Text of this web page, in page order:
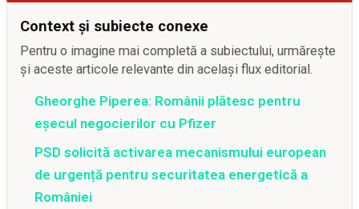
Context și subiecte conexe
Pentru o imagine mai completă a subiectului, urmărește
și aceste articole relevante din același flux editorial.
Gheorghe Piperea: Românii plătesc pentru
eșecul negocierilor cu Pfizer
PSD solicită activarea mecanismului european
de urgență pentru securitatea energetică a
României